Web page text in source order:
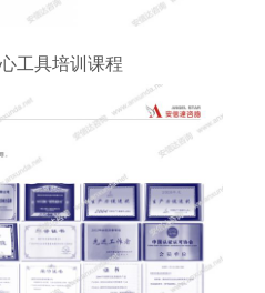
工具培训课程